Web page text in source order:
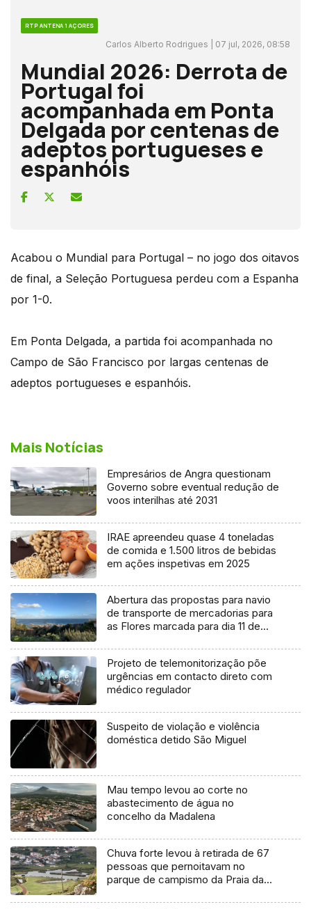
RTP ANTENA 1 AÇORES
Carlos Alberto Rodrigues | 07 jul, 2026, 08:58
Mundial 2026: Derrota de
Portugal foi
acompanhada em Ponta
Delgada por centenas de
adeptos portugueses e
espanhóis
Acabou o Mundial para Portugal – no jogo dos oitavos
de final, a Seleção Portuguesa perdeu com a Espanha
por 1-0.
Em Ponta Delgada, a partida foi acompanhada no
Campo de São Francisco por largas centenas de
adeptos portugueses e espanhóis.
Mais Notícias
Empresários de Angra questionam
Governo sobre eventual redução de
voos interilhas até 2031
IRAE apreendeu quase 4 toneladas
de comida e 1.500 litros de bebidas
em ações inspetivas em 2025
Abertura das propostas para navio
de transporte de mercadorias para
as Flores marcada para dia 11 de
Projeto de telemonitorização põe
urgências em contacto direto com
médico regulador
Suspeito de violação e violência
doméstica detido São Miguel
Mau tempo levou ao corte no
abastecimento de água no
concelho da Madalena
Chuva forte levou à retirada de 67
pessoas que pernoitavam no
parque de campismo da Praia da